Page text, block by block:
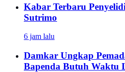
Kabar Terbaru
Sutrimo
6 jam lalu
Damkar Ungkap
Bapenda Butuh Waktu